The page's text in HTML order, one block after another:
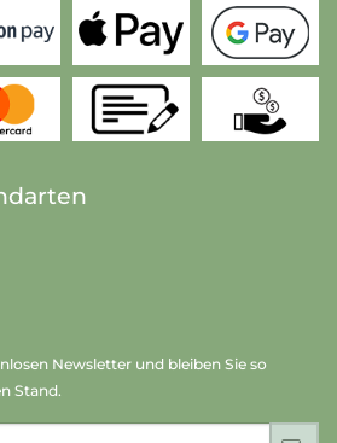
Newsletter und bleiben Sie so
Stand.